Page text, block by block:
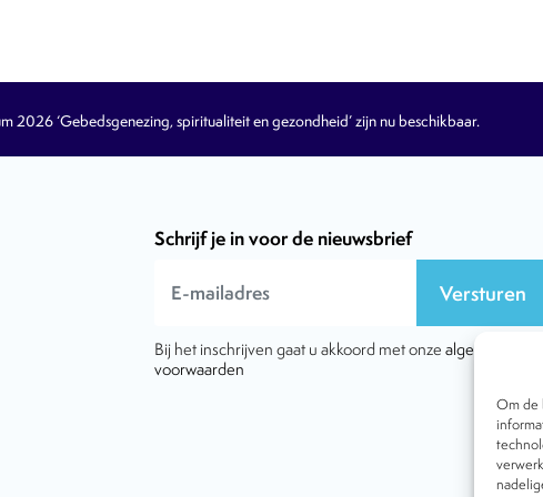
Om de
2026 ‘Gebedsgenezing, spiritualiteit en gezondheid’ zijn nu beschikbaar.
Schrijf je in voor de nieuwsbrief
Versturen
Bij het inschrijven gaat u akkoord met onze algemene
voorwaarden